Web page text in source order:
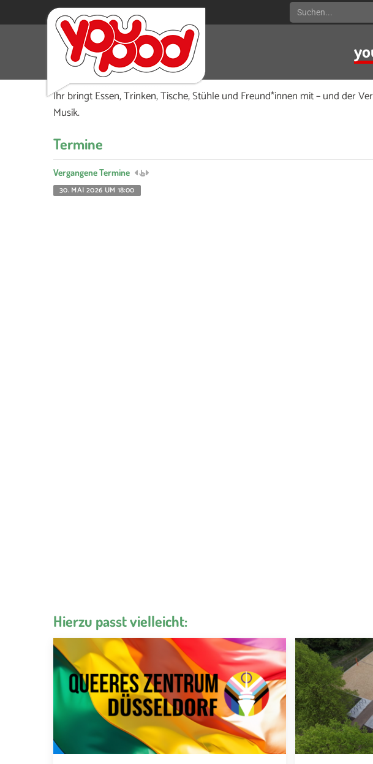
Search:
Komm auch vorbei am 30. Mai ab 18 Uhr auf dem Fürstenplatz. Der
dann den “Tisch am Platz”.
Ihr bringt Essen, Trinken, Tische, Stühle und Freund*innen mit – und der
Musik.
Termine
Vergangene Termine
30. MAI 2026 UM 18:00
Hierzu passt vielleicht: